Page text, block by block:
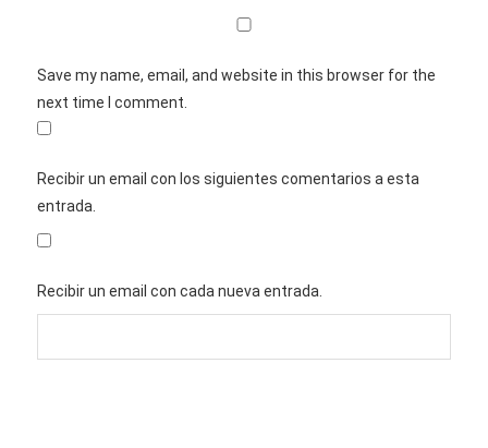
Save my name, email, and website in this browser for the
next time I comment.
Recibir un email con los siguientes comentarios a esta
entrada.
Recibir un email con cada nueva entrada.